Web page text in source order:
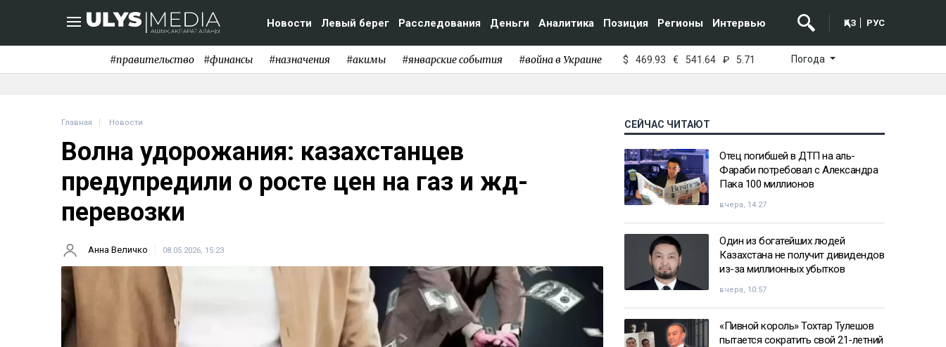
Новости Левый берег Расследования Деньги Аналитика Позиция Регионы Интервью ҚАЗ РУС
#правительство #финансы #назначения #акимы #январские события #война в Украине $ 469.93 € 541.64 ₽ 5.71 Погода
Главная Новости
Волна удорожания: казахстанцев
предупредили о росте цен на газ и жд-
перевозки
Анна Величко 08.05.2026, 15:23
СЕЙЧАС ЧИТАЮТ
Отец погибшей в ДТП на аль-
Фараби потребовал с Александра
Пака 100 миллионов
вчера, 14:27
Один из богатейших людей
Казахстана не получит дивидендов
из-за миллионных убытков
вчера, 10:57
«Пивной король» Тохтар Тулешов
пытается сократить свой 21-летний